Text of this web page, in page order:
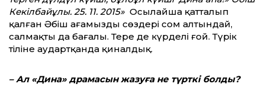
Кекілбайұлы. 25. 11. 2015» Осылайша қатталып
қалған Әбіш ағамыздың сөздері сом алтындай,
салмақты да бағалы. Терең де күрделі ғой. Түрік
тіліне аудартқанда қиналдық.
– Ал «Дина» драмасын жазуға не түрткі болды?